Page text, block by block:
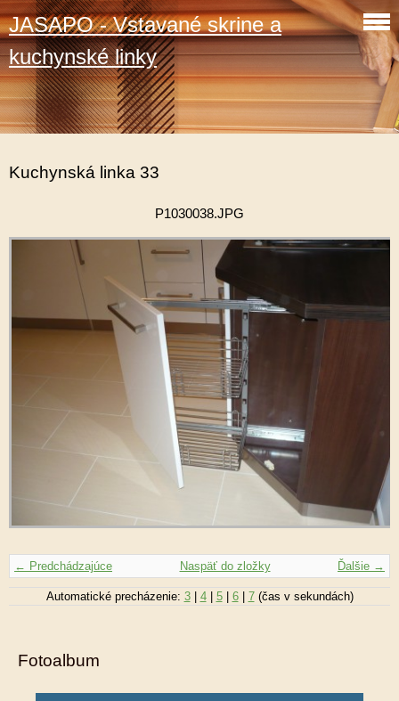
JASAPO - Vstavané skrine a
kuchynské linky
Kuchynská linka 33
P1030038.JPG
← Predchádzajúce Ďalšie →
Naspäť do zložky
Automatické precházenie: 3| 4| 5| 6| 7(čas v sekundách)
Fotoalbum